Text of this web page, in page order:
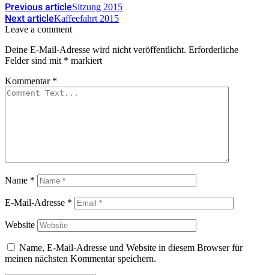
Previous articleSitzung 2015
Next articleKaffeefahrt 2015
Leave a comment
Deine E-Mail-Adresse wird nicht veröffentlicht. Erforderliche
Felder sind mit * markiert
Kommentar *
Name *
E-Mail-Adresse *
Website
Name, E-Mail-Adresse und Website in diesem Browser für
meinen nächsten Kommentar speichern.